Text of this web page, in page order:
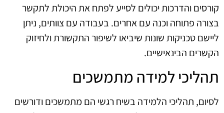
קורסים והדרכות יכולים לסייע לפתח את היכולת לתקשר
בצורה פתוחה וכנה עם אחרים. בעבודה עם צוותים, ניתן
ליישם טכניקות שונות שיביאו לשיפור התקשורת ולחיזוק
הקשרים הבינאישיים.
תהליכי למידה מתמשכים
לסיום, תהליכי הלמידה בשיח רגשי הם מתמשכים ודורשים